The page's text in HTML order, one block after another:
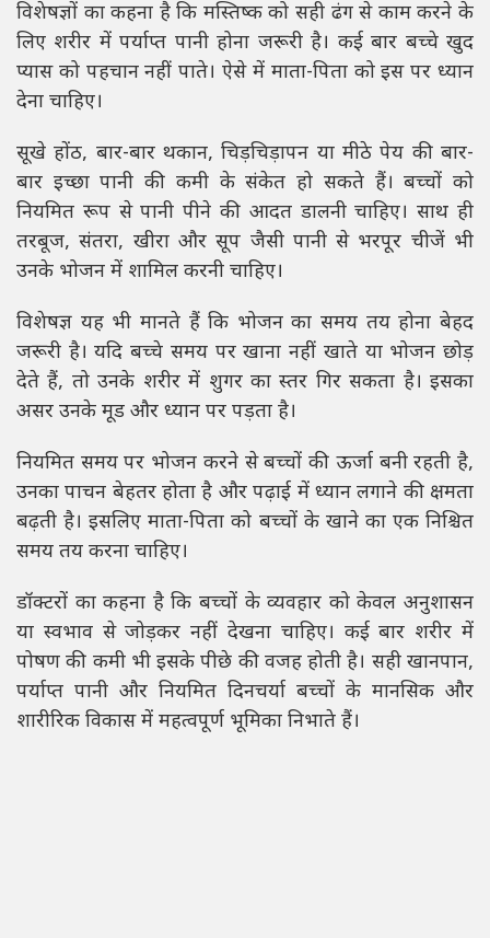
विशेषज्ञों का कहना है कि मस्तिष्क को सही ढंग से काम करने के
लिए शरीर में पर्याप्त पानी होना जरूरी है। कई बार बच्चे खुद
प्यास को पहचान नहीं पाते। ऐसे में माता-पिता को इस पर ध्यान
देना चाहिए।
सूखे होंठ, बार-बार थकान, चिड़चिड़ापन या मीठे पेय की बार-
बार इच्छा पानी की कमी के संकेत हो सकते हैं। बच्चों को
नियमित रूप से पानी पीने की आदत डालनी चाहिए। साथ ही
तरबूज, संतरा, खीरा और सूप जैसी पानी से भरपूर चीजें भी
उनके भोजन में शामिल करनी चाहिए।
विशेषज्ञ यह भी मानते हैं कि भोजन का समय तय होना बेहद
जरूरी है। यदि बच्चे समय पर खाना नहीं खाते या भोजन छोड़
देते हैं, तो उनके शरीर में शुगर का स्तर गिर सकता है। इसका
असर उनके मूड और ध्यान पर पड़ता है।
नियमित समय पर भोजन करने से बच्चों की ऊर्जा बनी रहती है,
उनका पाचन बेहतर होता है और पढ़ाई में ध्यान लगाने की क्षमता
बढ़ती है। इसलिए माता-पिता को बच्चों के खाने का एक निश्चित
समय तय करना चाहिए।
डॉक्टरों का कहना है कि बच्चों के व्यवहार को केवल अनुशासन
या स्वभाव से जोड़कर नहीं देखना चाहिए। कई बार शरीर में
पोषण की कमी भी इसके पीछे की वजह होती है। सही खानपान,
पर्याप्त पानी और नियमित दिनचर्या बच्चों के मानसिक और
शारीरिक विकास में महत्वपूर्ण भूमिका निभाते हैं।